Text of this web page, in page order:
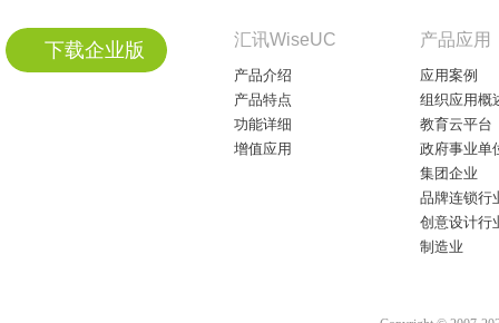
下载企业版 汇讯WiseUC
产品介绍
产品特点
功能详细
增值应用
产品应用
应用案例
组织应用概
教育云平台
政府事业单
集团企业
品牌连锁行
创意设计行
制造业